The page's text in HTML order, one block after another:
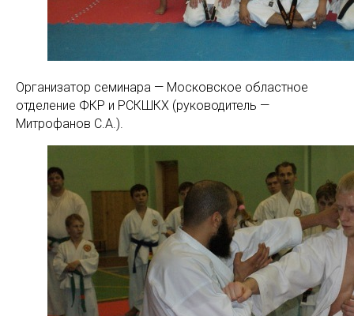
Организатор семинара — Московское областное
отделение ФКР и РСКШКХ (руководитель —
Митрофанов С.А.).